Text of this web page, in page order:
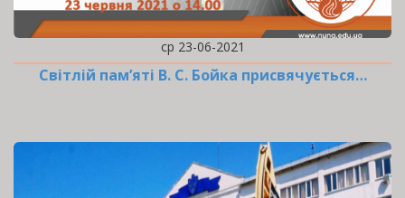
ср 23-06-2021
Cвітлій пам’яті В. С. Бойка присвячується…